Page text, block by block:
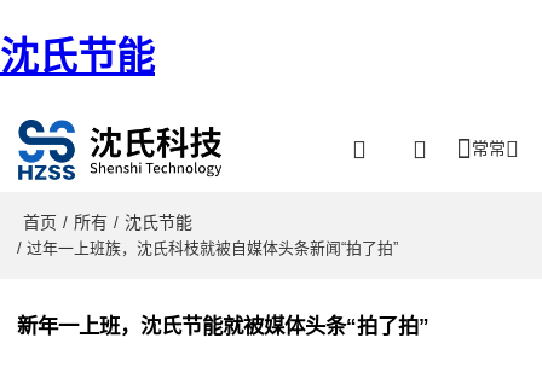
沈氏节能
常常
首页 / 所有 / 沈氏节能
/ 过年一上班族，沈氏科枝就被自媒体头条新闻“拍了拍”
新年一上班，沈氏节能就被媒体头条“拍了拍”